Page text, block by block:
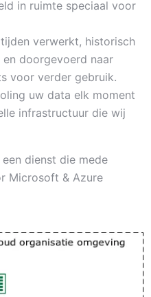
in ruimte speciaal voor
verwerkt, historisch
doorgevoerd naar
voor verder gebruik.
uw data elk moment
infrastructuur die wij
dienst die mede
Microsoft & Azure